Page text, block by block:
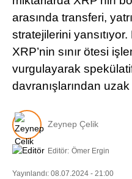
arasında transferi,
stratejilerini
XRP’nin sınır ötesi
vurgulayarak
davranışlarından
Zeynep Çelik
Editör: Ömer Ergin
Yayınlandı: 08.07.2024 - 21:00